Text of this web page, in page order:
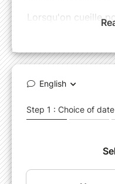
Lorsqu'on cueille
ne pas faire
chères
plantes sont entre
pencherons sur
et faciles à
identifications
Au-delà de